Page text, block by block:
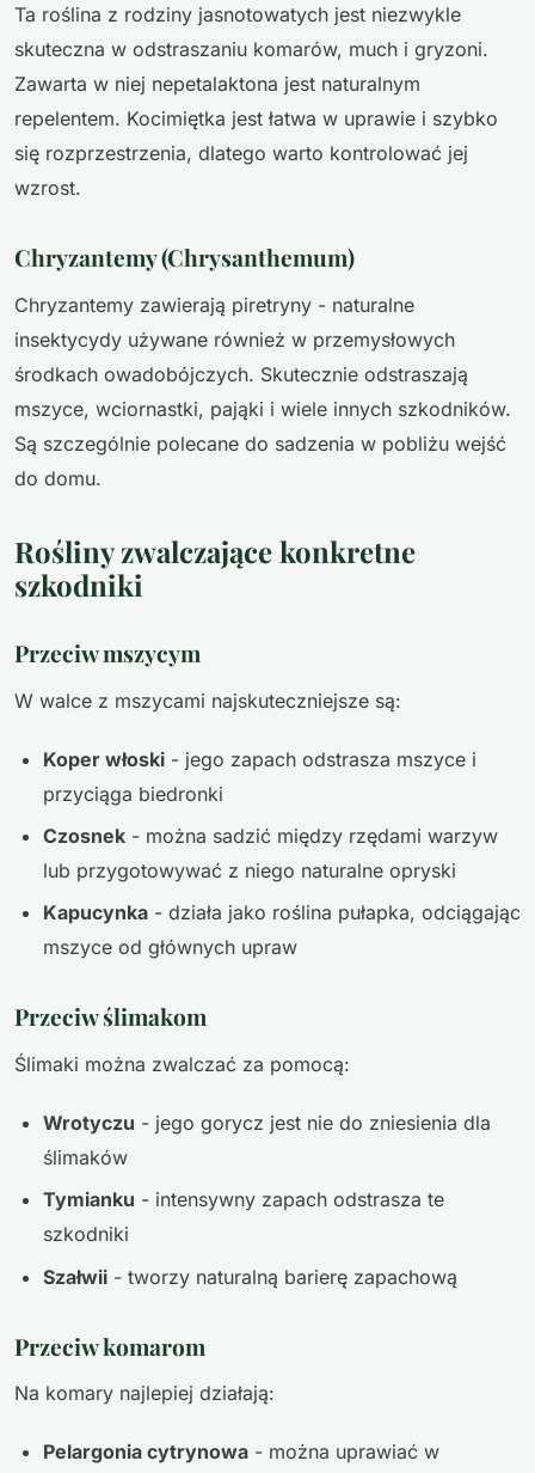
Ta roślina z rodziny jasnotowatych jest niezwykle
skuteczna w odstraszaniu komarów, much i gryzoni.
Zawarta w niej nepetalaktona jest naturalnym
repelentem. Kocimiętka jest łatwa w uprawie i szybko
się rozprzestrzenia, dlatego warto kontrolować jej
wzrost.
Chryzantemy (Chrysanthemum)
Chryzantemy zawierają piretryny - naturalne
insektycydy używane również w przemysłowych
środkach owadobójczych. Skutecznie odstraszają
mszyce, wciornastki, pająki i wiele innych szkodników.
Są szczególnie polecane do sadzenia w pobliżu wejść
do domu.
Rośliny zwalczające konkretne
szkodniki
Przeciw mszycym
W walce z mszycami najskuteczniejsze są:
Koper włoski - jego zapach odstrasza mszyce i
przyciąga biedronki
Czosnek - można sadzić między rzędami warzyw
lub przygotowywać z niego naturalne opryski
Kapucynka - działa jako roślina pułapka, odciągając
mszyce od głównych upraw
Przeciw ślimakom
Ślimaki można zwalczać za pomocą:
Wrotyczu - jego gorycz jest nie do zniesienia dla
ślimaków
Tymianku - intensywny zapach odstrasza te
szkodniki
Szałwii - tworzy naturalną barierę zapachową
Przeciw komarom
Na komary najlepiej działają:
Pelargonia cytrynowa - można uprawiać w